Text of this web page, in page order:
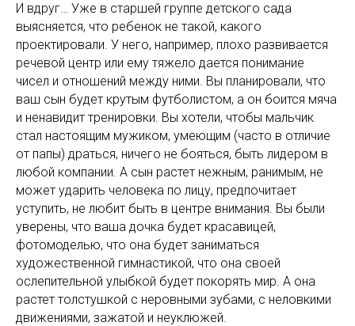
И вдруг… Уже в старшей группе детского сада
выясняется, что ребенок не такой, какого
проектировали. У него, например, плохо развивается
речевой центр или ему тяжело дается понимание
чисел и отношений между ними. Вы планировали, что
ваш сын будет крутым футболистом, а он боится мяча
и ненавидит тренировки. Вы хотели, чтобы мальчик
стал настоящим мужиком, умеющим (часто в отличие
от папы) драться, ничего не бояться, быть лидером в
любой компании. А сын растет нежным, ранимым, не
может ударить человека по лицу, предпочитает
уступить, не любит быть в центре внимания. Вы были
уверены, что ваша дочка будет красавицей,
фотомоделью, что она будет заниматься
художественной гимнастикой, что она своей
ослепительной улыбкой будет покорять мир. А она
растет толстушкой с неровными зубами, с неловкими
движениями, зажатой и неуклюжей.